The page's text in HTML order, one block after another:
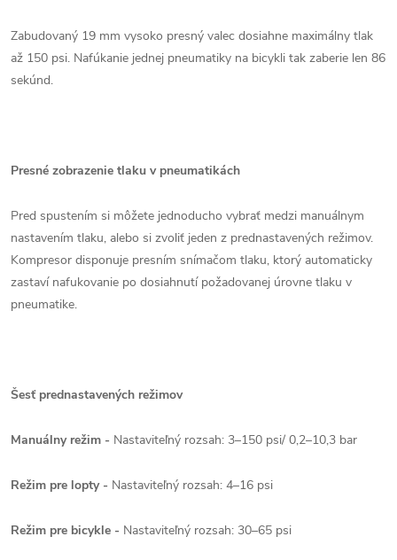
Zabudovaný 19 mm vysoko presný valec dosiahne maximálny tlak
až 150 psi. Nafúkanie jednej pneumatiky na bicykli tak zaberie len 86
sekúnd.
Presné zobrazenie tlaku v pneumatikách
Pred spustením si môžete jednoducho vybrať medzi manuálnym
nastavením tlaku, alebo si zvoliť jeden z prednastavených režimov.
Kompresor disponuje presním snímačom tlaku, ktorý automaticky
zastaví nafukovanie po dosiahnutí požadovanej úrovne tlaku v
pneumatike.
Šesť prednastavených režimov
Manuálny režim - Nastaviteľný rozsah: 3–150 psi/ 0,2–10,3 bar
Režim pre lopty - Nastaviteľný rozsah: 4–16 psi
Režim pre bicykle - Nastaviteľný rozsah: 30–65 psi